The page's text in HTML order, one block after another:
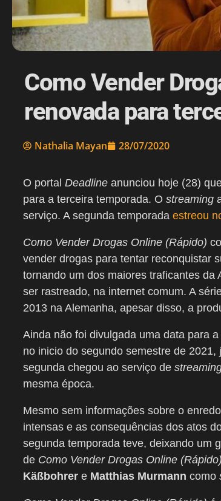
Como Vender
renovada para
Nathalia Mayan 28/07/2020
O portal Deadline anunciou hoje (28)
para a terceira temporada. O streaming
serviço. A segunda temporada estreou
Como Vender Drogas Online (Rápido)
vender drogas para tentar reconquistar
tornando um dos maiores traficantes
ser rastreado, na internet comum. A
2013 na Alemanha, apesar disso, a
Ainda não foi divulgada uma data para
no inicio do segundo semestre de
segunda chegou ao serviço de
mesma época.
Mesmo sem informações sobre o
intensas e as consequências dos atos
segunda temporada teve, deixando um
de Como Vender Drogas Online (Rápido)
Käßbohrer e Matthias Murmann como